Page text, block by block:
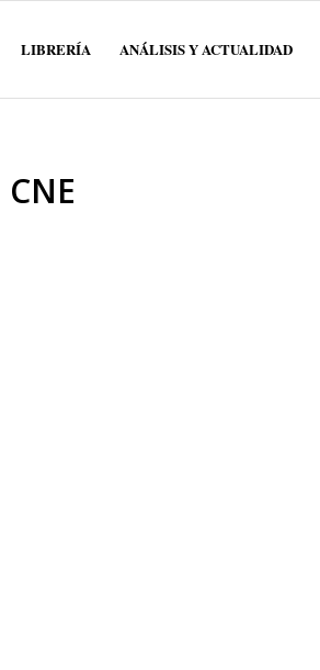
LIBRERÍA ANÁLISIS Y ACTUALIDAD
CNE